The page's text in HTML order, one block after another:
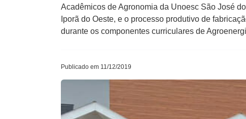
Acadêmicos de Agronomia da Unoesc São José
Iporã do Oeste, e o processo produtivo de
durante os componentes curriculares de
Publicado em 11/12/2019